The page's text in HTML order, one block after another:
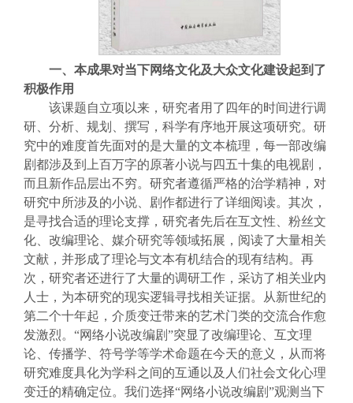
一、本成果对当下网络文化及大众文化建设起到了
积极作用
该课题自立项以来，研究者用了四年的时间进行调
研、分析、规划、撰写，科学有序地开展这项研究。研
究中的难度首先面对的是大量的文本梳理，每一部改编
剧都涉及到上百万字的原著小说与四五十集的电视剧，
而且新作品层出不穷。研究者遵循严格的治学精神，对
研究中所涉及的小说、剧作都进行了详细阅读。其次，
是寻找合适的理论支撑，研究者先后在互文性、粉丝文
化、改编理论、媒介研究等领域拓展，阅读了大量相关
文献，并形成了理论与文本有机结合的现有结构。再
次，研究者还进行了大量的调研工作，采访了相关业内
人士，为本研究的现实逻辑寻找相关证据。从新世纪的
第二个十年起，介质变迁带来的艺术门类的交流合作愈
发激烈。“网络小说改编剧”突显了改编理论、互文理
论、传播学、符号学等学术命题在今天的意义，从而将
研究难度具化为学科之间的互通以及人们社会文化心理
变迁的精确定位。我们选择“网络小说改编剧”观测当下